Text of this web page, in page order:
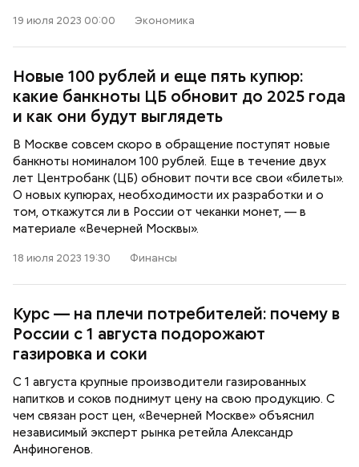
19 июля 2023 00:00 Экономика
Новые 100 рублей и еще пять купюр:
какие банкноты ЦБ обновит до 2025 года
и как они будут выглядеть
В Москве совсем скоро в обращение поступят новые
банкноты номиналом 100 рублей. Еще в течение двух
лет Центробанк (ЦБ) обновит почти все свои «билеты».
О новых купюрах, необходимости их разработки и о
том, откажутся ли в России от чеканки монет, — в
материале «Вечерней Москвы».
18 июля 2023 19:30 Финансы
Курс — на плечи потребителей: почему в
России с 1 августа подорожают
газировка и соки
С 1 августа крупные производители газированных
напитков и соков поднимут цену на свою продукцию. С
чем связан рост цен, «Вечерней Москве» объяснил
независимый эксперт рынка ретейла Александр
Анфиногенов.